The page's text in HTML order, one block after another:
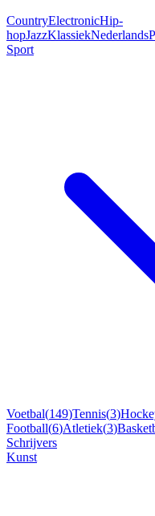
CountryElectronicHip-
hopJazzKlassiekNederlands
Sport
Voetbal(149)Tennis(3)
Football(6)Atletiek(3)
Schrijvers
Kunst